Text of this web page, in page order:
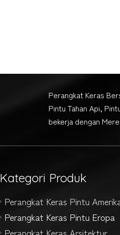
Perangkat Keras
Pintu Tahan Api,
bekerja dengan
Kategori Produk
Perangkat Keras Pintu
Perangkat Keras Pintu Eropa
Perangkat Keras Arsitektur